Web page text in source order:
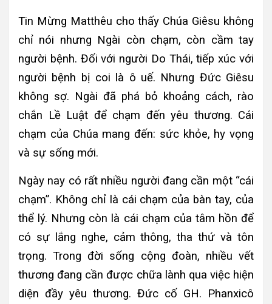
Tin Mừng Matthêu cho thấy Chúa Giêsu không
chỉ nói nhưng Ngài còn chạm, còn cầm tay
người bệnh. Đối với người Do Thái, tiếp xúc với
người bệnh bị coi là ô uế. Nhưng Đức Giêsu
không sợ. Ngài đã phá bỏ khoảng cách, rào
chắn Lề Luật để chạm đến yêu thương. Cái
chạm của Chúa mang đến: sức khỏe, hy vọng
và sự sống mới.
Ngày nay có rất nhiều người đang cần một “cái
chạm”. Không chỉ là cái chạm của bàn tay, của
thể lý. Nhưng còn là cái chạm của tâm hồn để
có sự lắng nghe, cảm thông, tha thứ và tôn
trọng. Trong đời sống cộng đoàn, nhiều vết
thương đang cần được chữa lành qua việc hiện
diện đầy yêu thương. Đức cố GH. Phanxicô